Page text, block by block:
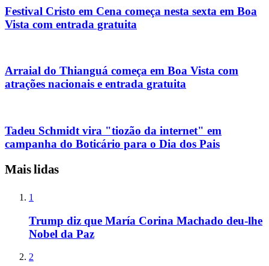
Festival Cristo em Cena começa nesta sexta em Boa
Vista com entrada gratuita
Arraial do Thianguá começa em Boa Vista com
atrações nacionais e entrada gratuita
Tadeu Schmidt vira "tiozão da internet" em
campanha do Boticário para o Dia dos Pais
Mais lidas
1
Trump diz que María Corina Machado deu-lhe
Nobel da Paz
2